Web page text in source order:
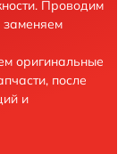
Проводим
заменяем
оригинальные
после
и